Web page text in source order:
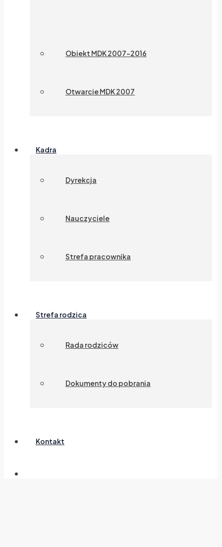
Obiekt MDK 2007-2016
Otwarcie MDK 2007
Kadra
Dyrekcja
Nauczyciele
Strefa pracownika
Strefa rodzica
Rada rodziców
Dokumenty do pobrania
Kontakt